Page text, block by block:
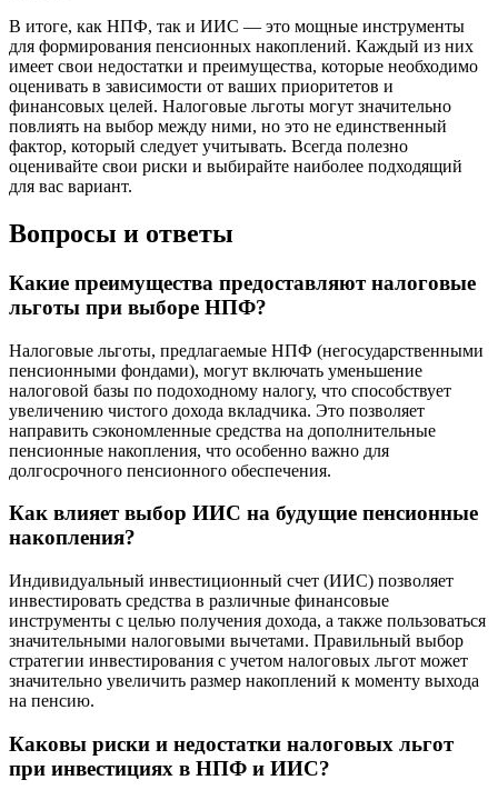
В итоге, как НПФ, так и ИИС — это мощные инструменты
для формирования пенсионных накоплений. Каждый из них
имеет свои недостатки и преимущества, которые необходимо
оценивать в зависимости от ваших приоритетов и
финансовых целей. Налоговые льготы могут значительно
повлиять на выбор между ними, но это не единственный
фактор, который следует учитывать. Всегда полезно
оценивайте свои риски и выбирайте наиболее подходящий
для вас вариант.
Вопросы и ответы
Какие преимущества предоставляют налоговые
льготы при выборе НПФ?
Налоговые льготы, предлагаемые НПФ (негосударственными
пенсионными фондами), могут включать уменьшение
налоговой базы по подоходному налогу, что способствует
увеличению чистого дохода вкладчика. Это позволяет
направить сэкономленные средства на дополнительные
пенсионные накопления, что особенно важно для
долгосрочного пенсионного обеспечения.
Как влияет выбор ИИС на будущие пенсионные
накопления?
Индивидуальный инвестиционный счет (ИИС) позволяет
инвестировать средства в различные финансовые
инструменты с целью получения дохода, а также пользоваться
значительными налоговыми вычетами. Правильный выбор
стратегии инвестирования с учетом налоговых льгот может
значительно увеличить размер накоплений к моменту выхода
на пенсию.
Каковы риски и недостатки налоговых льгот
при инвестициях в НПФ и ИИС?